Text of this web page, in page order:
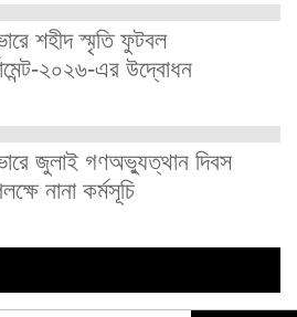
শহীদ স্মৃতি ফুটবল
২০২৬-এর উদ্বোধন
জুলাই গণঅভ্যুত্থান দিবস
নানা কর্মসূচি